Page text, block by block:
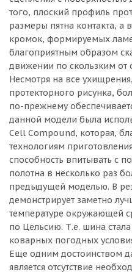
того, плоский профиль
размеры пятна контакта, а
кромок, формируемых
благоприятным образом
движении по скользким от
Несмотря на все
протекторного рисунка,
по-прежнему
данной модели была
Cell Compound, которая,
технологиям
способность впитывать с
полотна в несколько раз
предыдущей моделью. В
демонстрирует заметно
температуре окружающей
по Цельсию. Т.е. шина
коварных погодных
Еще одним достоинством
является отсутствие